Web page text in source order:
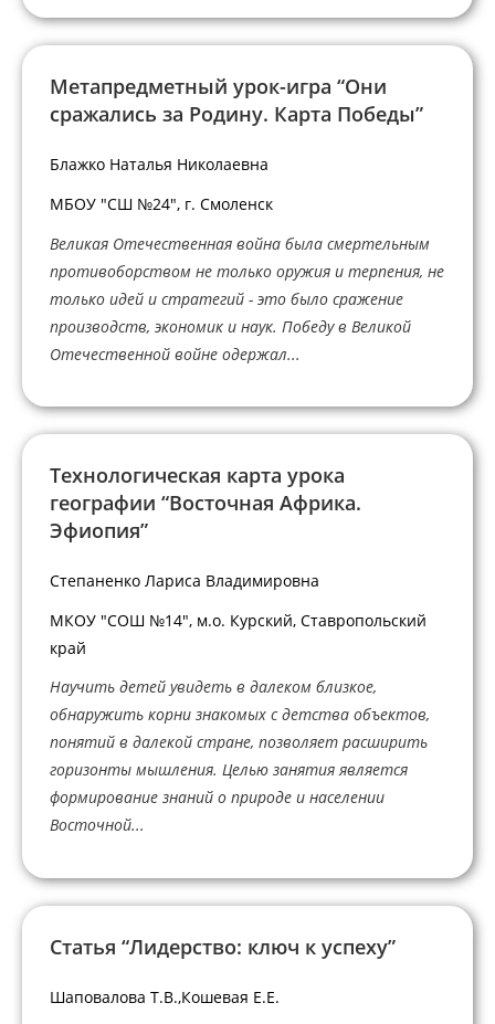
Метапредметный урок-игра “Они
сражались за Родину. Карта Победы”
Блажко Наталья Николаевна
МБОУ "СШ №24", г. Смоленск
Великая Отечественная война была смертельным
противоборством не только оружия и терпения, не
только идей и стратегий - это было сражение
производств, экономик и наук. Победу в Великой
Отечественной войне одержал...
Технологическая карта урока
географии “Восточная Африка.
Эфиопия”
Степаненко Лариса Владимировна
МКОУ "СОШ №14", м.о. Курский, Ставропольский
край
Научить детей увидеть в далеком близкое,
обнаружить корни знакомых с детства объектов,
понятий в далекой стране, позволяет расширить
горизонты мышления. Целью занятия является
формирование знаний о природе и населении
Восточной...
Статья “Лидерство: ключ к успеху”
Шаповалова Т.В.,Кошевая Е.Е.